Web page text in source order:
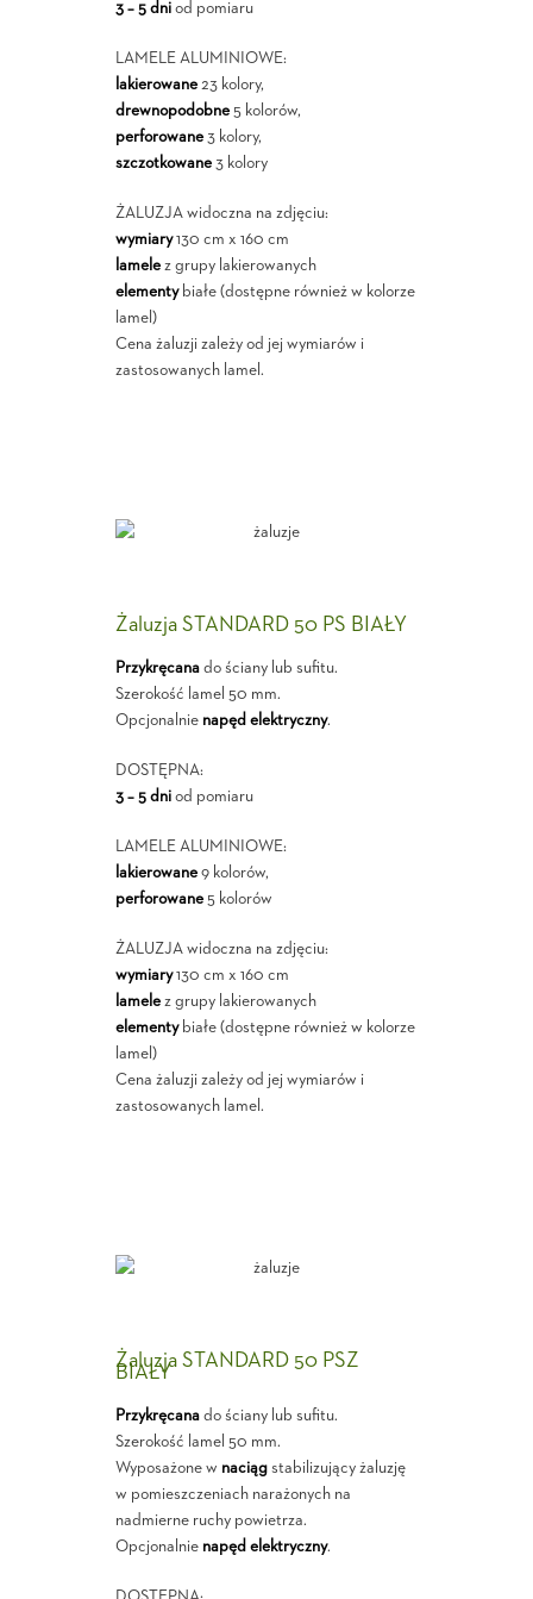
3 – 5 dniod pomiaru
LAMELE ALUMINIOWE:
lakierowane23 kolory,
drewnopodobne5 kolorów,
perforowane3 kolory,
szczotkowane3 kolory
ŻALUZJA widoczna na zdjęciu:
wymiary130 cm x 160 cm
lamelez grupy lakierowanych
elementybiałe (dostępne również w kolorze
lamel)
Cena żaluzji zależy od jej wymiarów i
zastosowanych lamel.
Żaluzja STANDARD 50 PS BIAŁY
Przykręcanado ściany lub sufitu.
Szerokość lamel 50 mm.
Opcjonalnie napęd elektryczny.
DOSTĘPNA:
3 – 5 dniod pomiaru
LAMELE ALUMINIOWE:
lakierowane9 kolorów,
perforowane5 kolorów
ŻALUZJA widoczna na zdjęciu:
wymiary130 cm x 160 cm
lamelez grupy lakierowanych
elementybiałe (dostępne również w kolorze
lamel)
Cena żaluzji zależy od jej wymiarów i
zastosowanych lamel.
Żaluzja STANDARD 50 PSZ
BIAŁY
Przykręcanado ściany lub sufitu.
Szerokość lamel 50 mm.
Wyposażone w naciągstabilizujący żaluzję
w pomieszczeniach narażonych na
nadmierne ruchy powietrza.
Opcjonalnie napęd elektryczny.